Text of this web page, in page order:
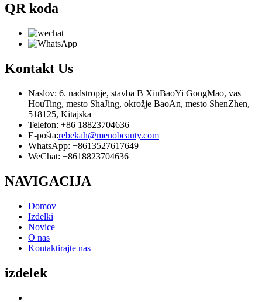
QR koda
Kontakt Us
Naslov: 6. nadstropje, stavba B XinBaoYi GongMao, vas
HouTing, mesto ShaJing, okrožje BaoAn, mesto ShenZhen,
518125, Kitajska
Telefon: +86 18823704636
E-pošta:rebekah@menobeauty.com
WhatsApp: +8613527617649
WeChat: +8618823704636
NAVIGACIJA
Domov
Izdelki
Novice
O nas
Kontaktirajte nas
izdelek